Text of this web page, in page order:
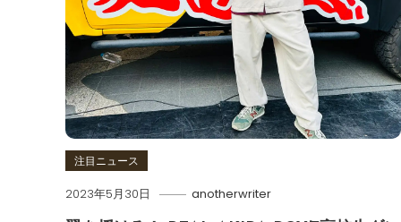
注目ニュース
2023年5月30日 anotherwriter